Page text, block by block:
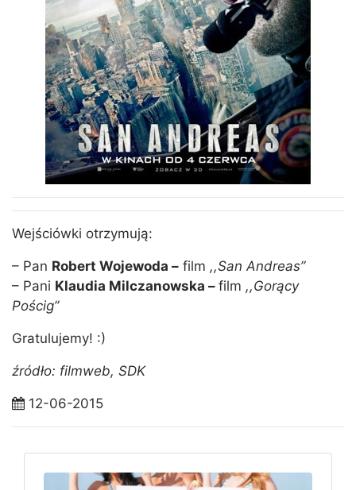
Wejściówki otrzymują:
– Pan Robert Wojewoda – film ,,San Andreas”
– Pani Klaudia Milczanowska – film ,,Gorący
Pościg”
Gratulujemy! :)
źródło: filmweb, SDK
12-06-2015